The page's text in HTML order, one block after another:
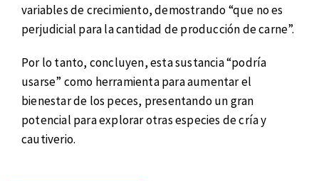
variables de crecimiento, demostrando “que no es
perjudicial para la cantidad de producción de carne”.
Por lo tanto, concluyen, esta sustancia “podría
usarse” como herramienta para aumentar el
bienestar de los peces, presentando un gran
potencial para explorar otras especies de cría y
cautiverio.